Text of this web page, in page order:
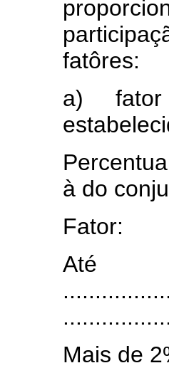
fatôres:
a) fator
à do
Fator:
Mais de